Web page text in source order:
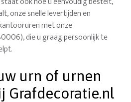
onze snelle levertijden en
met onze
die u graag persoonlijk te
urn of urnen
Grafdecoratie.nl